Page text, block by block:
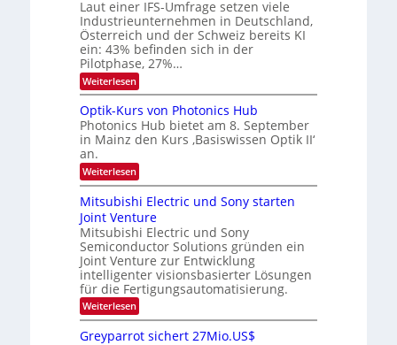
r
a
r
b
e
i
t
u
n
s
T
r
e
n
d
s
t
a
r
k
e
s
W
a
c
h
s
t
u
m
i
m
e
r
s
t
e
n
H
a
l
b
j
W
E
-
H
e
r
a
e
u
s
-
S
m
i
a
r
Laut einer IFS-Umfrage setzen viele
Industrieunternehmen in Deutschland,
Österreich und der Schweiz bereits KI
ein: 43% befinden sich in der
Pilotphase, 27%…
Weiterlesen:
K
-
E
i
s
a
t
z
n
i
m
m
t
i
n
d
e
D
Optik-Kurs von Photonics Hub
Photonics Hub bietet am 8. September
in Mainz den Kurs ‚Basiswissen Optik II‘
an.
Weiterlesen:
O
p
t
i
k
-
K
u
r
s
v
o
n
Mitsubishi Electric und Sony starten
Joint Venture
Mitsubishi Electric und Sony
Semiconductor Solutions gründen ein
Joint Venture zur Entwicklung
intelligenter visionsbasierter Lösungen
für die Fertigungsautomatisierung.
Weiterlesen:
M
t
Greyparrot sichert 27Mio.US$